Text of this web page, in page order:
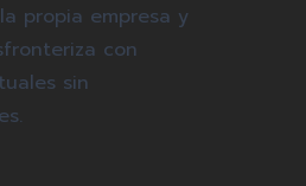
propia empresa y
con
sin